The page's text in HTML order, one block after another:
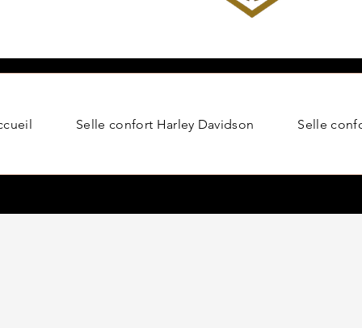
Selle confort Harley Davidson Selle